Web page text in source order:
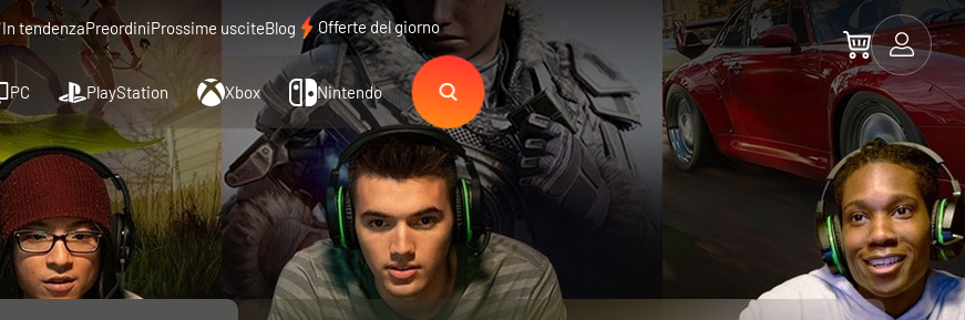
In tendenzaPreordiniProssime usciteBlog Offerte del giorno
PC PlayStation Xbox Nintendo